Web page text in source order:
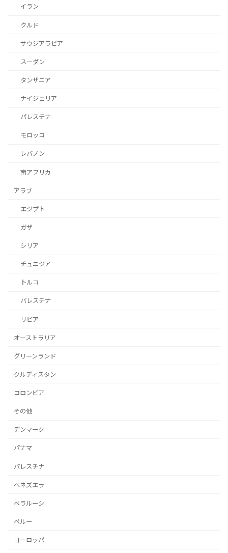
イラン
クルド
サウジアラビア
スーダン
タンザニア
ナイジェリア
パレスチナ
モロッコ
レバノン
南アフリカ
アラブ
エジプト
ガザ
シリア
チュニジア
トルコ
パレスチナ
リビア
オーストラリア
グリーンランド
クルディスタン
コロンビア
その他
デンマーク
パナマ
パレスチナ
ベネズエラ
ベラルーシ
ペルー
ヨーロッパ